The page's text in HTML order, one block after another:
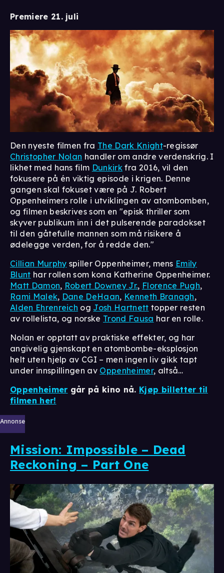
Premiere 21. juli
Den nyeste filmen fra The Dark Knight-regissør
Christopher Nolan handler om andre verdenskrig. I
likhet med hans film Dunkirkfra 2016, vil den
fokusere på én viktig episode i krigen. Denne
gangen skal fokuset være på J. Robert
Oppenheimers rolle i utviklingen av atombomben,
og filmen beskrives som en "episk thriller som
skyver publikum inn i det pulserende paradokset
til den gåtefulle mannen som må risikere å
ødelegge verden, for å redde den."
Cillian Murphy spiller Oppenheimer, mens Emily
Blunt har rollen som kona Katherine Oppenheimer.
Matt Damon, Robert Downey Jr., Florence Pugh,
Rami Malek, Dane DeHaan, Kenneth Branagh,
Alden Ehrenreich og Josh Hartnett topper resten
av rollelista, og norske Trond Fausa har en rolle.
Nolan er opptatt av praktiske effekter, og har
angivelig gjenskapt en atombombe-eksplosjon
helt uten hjelp av CGI – men ingen liv gikk tapt
under innspillingen av Oppenheimer, altså…
Oppenheimer går på kino nå. Kjøp billetter til
filmen her!
Annonse
Mission: Impossible – Dead
Reckoning – Part One